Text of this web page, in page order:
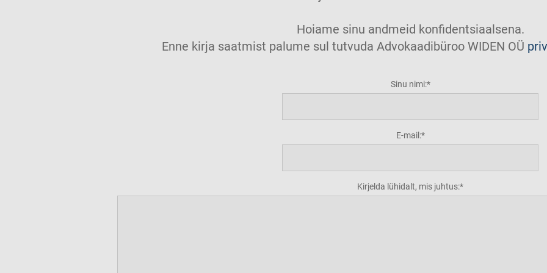
Hoiame sinu andmeid konfidentsiaalsena.
Enne kirja saatmist palume sul tutvuda Advokaadibüroo WIDEN OÜ
Sinu nimi:
E-mail:
Kirjelda lühidalt, mis juhtus: